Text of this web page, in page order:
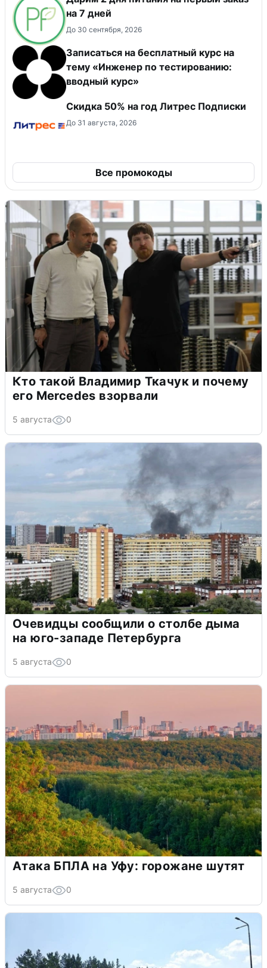
на 7 дней
До 30 сентября, 2026
Записаться на бесплатный курс на
тему «Инженер по тестированию:
вводный курс»
Скидка 50% на год Литрес Подписки
До 31 августа, 2026
Все промокоды
Кто такой Владимир Ткачук и почему
его Mercedes взорвали
5 августа 0
Очевидцы сообщили о столбе дыма
на юго-западе Петербурга
5 августа 0
Атака БПЛА на Уфу: горожане шутят
5 августа 0